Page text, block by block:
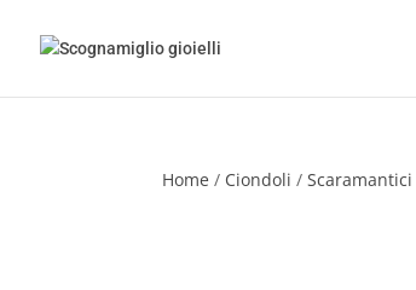
Home / Ciondoli /Scaramantici